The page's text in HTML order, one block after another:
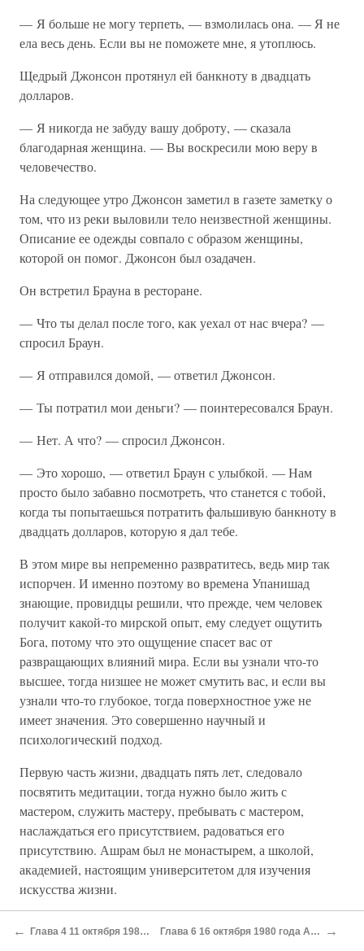
— Я больше не могу терпеть, — взмолилась она. — Я не
ела весь день. Если вы не поможете мне, я утоплюсь.
Щедрый Джонсон протянул ей банкноту в двадцать
долларов.
— Я никогда не забуду вашу доброту, — сказала
благодарная женщина. — Вы воскресили мою веру в
человечество.
На следующее утро Джонсон заметил в газете заметку о
том, что из реки выловили тело неизвестной женщины.
Описание ее одежды совпало с образом женщины,
которой он помог. Джонсон был озадачен.
Он встретил Брауна в ресторане.
— Что ты делал после того, как уехал от нас вчера? —
спросил Браун.
— Я отправился домой, — ответил Джонсон.
— Ты потратил мои деньги? — поинтересовался Браун.
— Нет. А что? — спросил Джонсон.
— Это хорошо, — ответил Браун с улыбкой. — Нам
просто было забавно посмотреть, что станется с тобой,
когда ты попытаешься потратить фальшивую банкноту в
двадцать долларов, которую я дал тебе.
В этом мире вы непременно развратитесь, ведь мир так
испорчен. И именно поэтому во времена Упанишад
знающие, провидцы решили, что прежде, чем человек
получит какой-то мирской опыт, ему следует ощутить
Бога, потому что это ощущение спасет вас от
развращающих влияний мира. Если вы узнали что-то
высшее, тогда низшее не может смутить вас, и если вы
узнали что-то глубокое, тогда поверхностное уже не
имеет значения. Это совершенно научный и
психологический подход.
Первую часть жизни, двадцать пять лет, следовало
посвятить медитации, тогда нужно было жить с
мастером, служить мастеру, пребывать с мастером,
наслаждаться его присутствием, радоваться его
присутствию. Ашрам был не монастырем, а школой,
академией, настоящим университетом для изучения
искусства жизни.
стадия… а она называлась стадией домовладельца,
← Глава 4 11 октября 1980 года Сдача исходит из сердца Глава 6 16 октября 1980 года Абсолютная любовь, абсолютная свобода →